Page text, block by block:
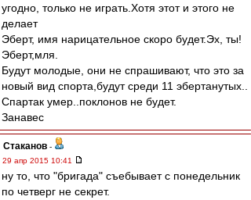
угодно, только не играть.Хотя этот и этого не
делает
Эберт, имя нарицательное скоро будет.Эх, ты!
Эберт,мля.
Будут молодые, они не спрашивают, что это за
новый вид спорта,будут среди 11 эбертанутых..
Спартак умер..поклонов не будет.
Занавес
Cтаканов -
29 апр 2015 10:41
ну то, что "бригада" съебывает с понедельник
по четверг не секрет.